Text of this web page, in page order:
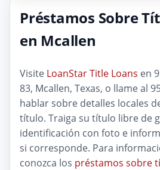
Préstamos Sobre
en Mcallen
Visite LoanStar Title Loans en
83, Mcallen, Texas, o llame al
hablar sobre detalles locales
título. Traiga su título libre de
identificación con foto e
si corresponde. Para
conozca los préstamos sobre